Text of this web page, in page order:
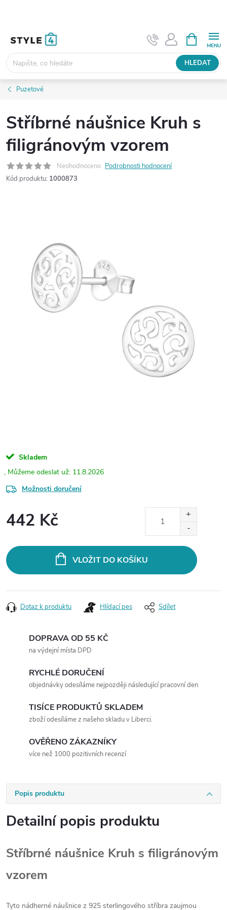
HLEDAT
NÁKUPNÍ
KOŠÍK
Puzetové
Stříbrné náušnice Kruh s
filigránovým vzorem
Neohodnoceno Podrobnosti hodnocení
Kód produktu: 1000873
Skladem
11.8.2026
Možnosti doručení
442 Kč
VLOŽIT DO KOŠÍKU
Dotaz k produktu Hlídací pes Sdílet
DOPRAVA OD 55 KČ
na výdejní místa DPD
RYCHLÉ DORUČENÍ
objednávky odesíláme nejpozději následující pracovní den
TISÍCE PRODUKTŮ SKLADEM
zboží odesíláme z našeho skladu v Liberci.
OVĚŘENO ZÁKAZNÍKY
více než 1000 pozitivních recenzí
Popis produktu
Detailní popis produktu
Stříbrné náušnice Kruh s filigránovým
vzorem
Tyto nádherné náušnice z 925 sterlingového stříbra zaujmou